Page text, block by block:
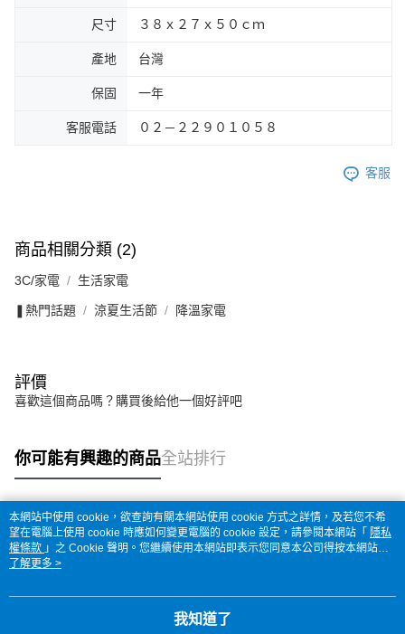
尺寸 ３８ｘ２７ｘ５０ｃｍ
產地 台灣
保固 一年
客服電話 ０２－２２９０１０５８
客服
商品相關分類 (2)
3C/家電 生活家電
❚熱門話題 涼夏生活節 降溫家電
評價
喜歡這個商品嗎？購買後給他一個好評吧
你可能有興趣的商品全站排行
熱門標籤
本網站中使用 cookie，欲查詢有關本網站使用 cookie 方式之詳情，及若您不希
望在電腦上使用 cookie 時應如何變更電腦的 cookie 設定，請參閱本網站「 隱私
權條款 」之 Cookie 聲明。您繼續使用本網站即表示您同意本公司得按本網站使
用條款之 Cookie 聲明使用 cookie。
了解更多 >
我知道了